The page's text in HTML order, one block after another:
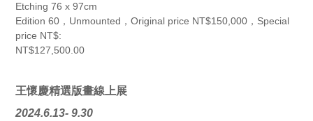
Etching 76 x 97cm
Edition 60，Unmounted，Original price NT$150,000，Special
price NT$:
NT$127,500.00
王懷慶精選版畫線上展
2024.6.13- 9.30